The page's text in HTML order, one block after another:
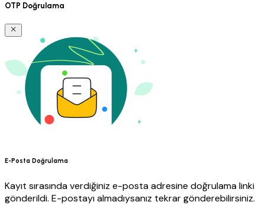
OTP Doğrulama
E-Posta Doğrulama
Kayıt sırasında verdiğiniz e-posta adresine doğrulama linki
gönderildi. E-postayı almadıysanız tekrar gönderebilirsiniz.